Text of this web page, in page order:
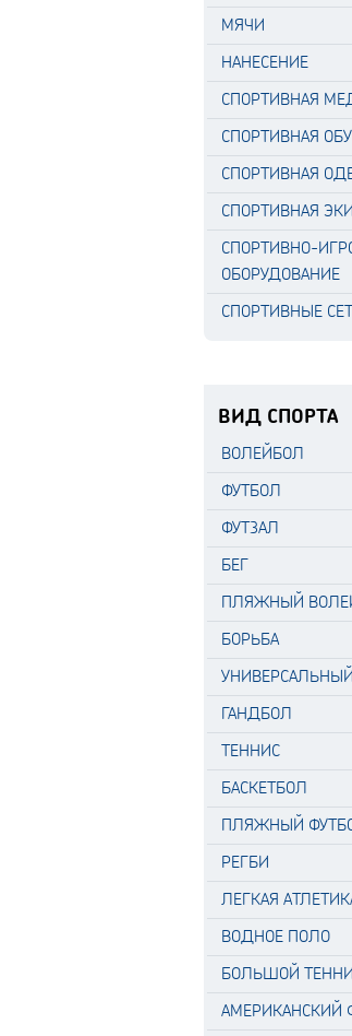
МЯЧИ
НАНЕСЕНИЕ
СПОРТИВНАЯ
СПОРТИВНАЯ
СПОРТИВНАЯ
СПОРТИВНАЯ
СПОРТИВНО-
ОБОРУДОВАНИЕ
СПОРТИВНЫЕ
ВИД СПОРТА
ВОЛЕЙБОЛ
ФУТБОЛ
ФУТЗАЛ
БЕГ
ПЛЯЖНЫЙ
БОРЬБА
УНИВЕРСАЛЬНЫЙ
ГАНДБОЛ
ТЕННИС
БАСКЕТБОЛ
ПЛЯЖНЫЙ
РЕГБИ
ЛЕГКАЯ
ВОДНОЕ ПОЛО
БОЛЬШОЙ
АМЕРИКАНСКИЙ